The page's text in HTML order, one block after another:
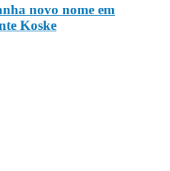
novo nome em
Koske